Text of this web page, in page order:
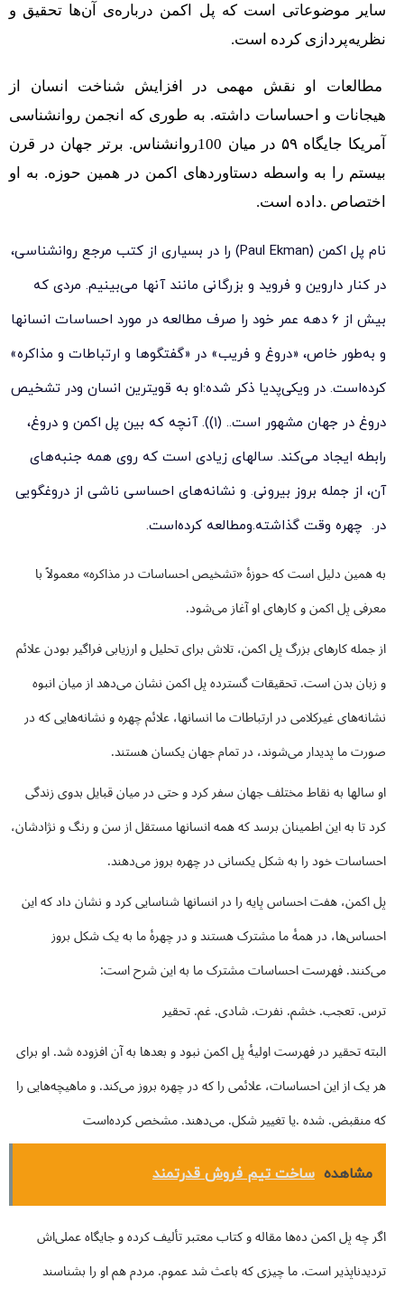
سایر موضوعاتی است که پل اکمن درباره‌ی آن‌ها تحقیق و
نظریه‌پردازی کرده است.
مطالعات او نقش مهمی در افزایش شناخت انسان از
هیجانات و احساسات داشته. به طوری که انجمن روانشناسی
آمریکا جایگاه ۵۹ در میان 100روانشناس. برتر جهان در قرن
بیستم را به واسطه‌ دستاوردهای اکمن در همین حوزه. به او
اختصاص .داده است.
نام پل اکمن (Paul Ekman) را در بسیاری از کتب مرجع روانشناسی،
در کنار داروین و فروید و بزرگانی مانند آنها می‌بینیم. مردی که
بیش از ۶ دهه عمر خود را صرف مطالعه در مورد احساسات انسانها
و به‌طور خاص، «دروغ و فریب» در «گفتگوها و ارتباطات و مذاکره»
کرده‌است. در ویکی‌پدیا ذکر شده:او به قویترین انسان ودر تشخیص
دروغ در جهان مشهور است.. (۱)). آنچه که بین پل اکمن و دروغ،
رابطه ایجاد می‌کند. سالهای زیادی است که روی همه جنبه‌های
آن، از جمله بروز بیرونی. و نشانه‌های احساسی ناشی از دروغگویی
در. چهره وقت گذاشته.ومطالعه کرده‌است.
به همین دلیل است که حوزهٔ «تشخیص احساسات در مذاکره» معمولاً با
معرفی پل اکمن و کارهای او آغاز می‌شود.
از جمله کارهای بزرگ پل اکمن، تلاش برای تحلیل و ارزیابی فراگیر بودن علائم
و زبان بدن است. تحقیقات گسترده پل اکمن نشان می‌دهد از میان انبوه
نشانه‌های غیرکلامی در ارتباطات ما انسانها، علائم چهره و نشانه‌هایی که در
صورت ما پدیدار می‌شوند، در تمام جهان یکسان هستند.
او سالها به نقاط مختلف جهان سفر کرد و حتی در میان قبایل بدوی زندگی
کرد تا به این اطمینان برسد که همه انسانها مستقل از سن و رنگ و نژادشان،
احساسات خود را به شکل یکسانی در چهره بروز می‌دهند.
پل اکمن، هفت احساس پایه را در انسانها شناسایی کرد و نشان داد که این
احساس‌ها، در همهٔ ما مشترک هستند و در چهرهٔ ما به یک شکل بروز
می‌کنند. فهرست احساسات مشترک ما به این شرح است:
ترس. تعجب. خشم. نفرت. شادی. غم. تحقیر
البته تحقیر در فهرست اولیهٔ پل اکمن نبود و بعدها به آن افزوده شد. او برای
هر یک از این احساسات، علائمی را که در چهره بروز می‌کند. و ماهیچه‌هایی را
که منقبض. شده .یا تغییر شکل. می‌دهند. مشخص کرده‌است
مشاهده ساخت تیم فروش قدرتمند
اگر چه پل اکمن ده‌ها مقاله و کتاب معتبر تألیف کرده و جایگاه عملی‌اش
تردیدناپذیر است. ما چیزی که باعث شد عموم. مردم هم او را بشناسند